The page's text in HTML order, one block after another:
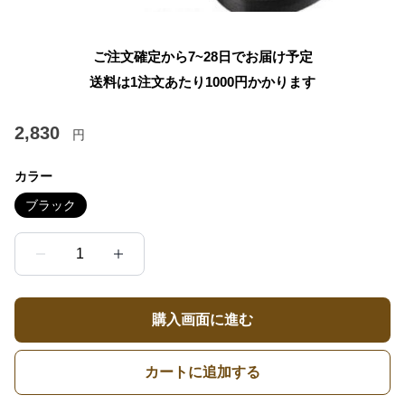
ご注文確定から7~28日でお届け予定
送料は1注文あたり 1000円かかります
2,830 円
カラー
ブラック
1
購入画面に進む
カートに追加する